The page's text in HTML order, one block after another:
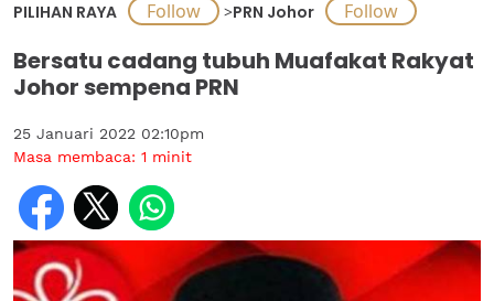
PILIHAN RAYA >PRN Johor
Bersatu cadang tubuh Muafakat Rakyat
Johor sempena PRN
25 Januari 2022 02:10pm
Masa membaca: 1 minit